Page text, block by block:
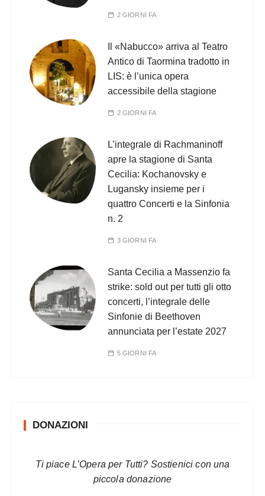
2 GIORNI FA
Il «Nabucco» arriva al Teatro
Antico di Taormina tradotto in
LIS: è l’unica opera
accessibile della stagione
2 GIORNI FA
L’integrale di Rachmaninoff
apre la stagione di Santa
Cecilia: Kochanovsky e
Lugansky insieme per i
quattro Concerti e la Sinfonia
n. 2
3 GIORNI FA
Santa Cecilia a Massenzio fa
strike: sold out per tutti gli otto
concerti, l’integrale delle
Sinfonie di Beethoven
annunciata per l’estate 2027
5 GIORNI FA
DONAZIONI
Ti piace L’Opera per Tutti? Sostienici con una
piccola donazione